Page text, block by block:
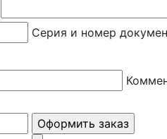
Серия и номер